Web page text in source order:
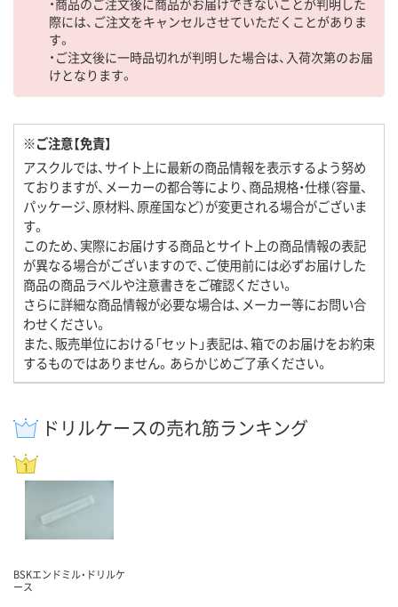
際には、ご注文をキャンセルさせていただくことがありま
す。
・ご注文後に一時品切れが判明した場合は、入荷次第のお届
けとなります。
※ご注意【免責】
アスクルでは、サイト上に最新の商品情報を表示するよう努め
ておりますが、メーカーの都合等により、商品規格・仕様（容量、
パッケージ、原材料、原産国など）が変更される場合がございま
す。
このため、実際にお届けする商品とサイト上の商品情報の表記
が異なる場合がございますので、ご使用前には必ずお届けした
商品の商品ラベルや注意書きをご確認ください。
さらに詳細な商品情報が必要な場合は、メーカー等にお問い合
わせください。
また、販売単位における「セット」表記は、箱でのお届けをお約束
するものではありません。あらかじめご了承ください。
ドリルケースの売れ筋ランキング
BSKエンドミル・ドリルケ
ース